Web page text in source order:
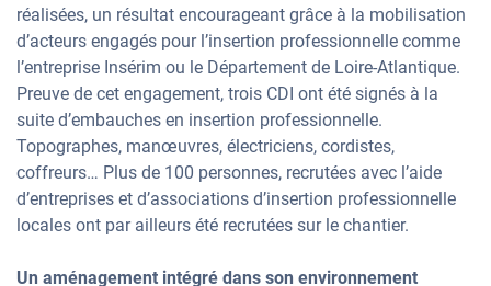
réalisées, un résultat encourageant grâce à la mobilisation
d’acteurs engagés pour l’insertion professionnelle comme
l’entreprise Insérim ou le Département de Loire-Atlantique.
Preuve de cet engagement, trois CDI ont été signés à la
suite d’embauches en insertion professionnelle.
Topographes, manœuvres, électriciens, cordistes,
coffreurs… Plus de 100 personnes, recrutées avec l’aide
d’entreprises et d’associations d’insertion professionnelle
locales ont par ailleurs été recrutées sur le chantier.
Un aménagement intégré dans son environnement